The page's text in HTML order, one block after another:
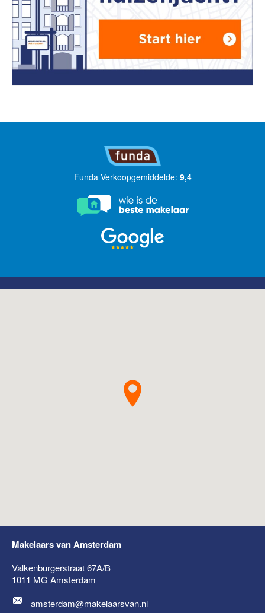
Funda Verkoopgemiddelde: 9,4
Makelaars van Amsterdam
Valkenburgerstraat 67A/B
1011 MG Amsterdam
amsterdam@makelaarsvan.nl